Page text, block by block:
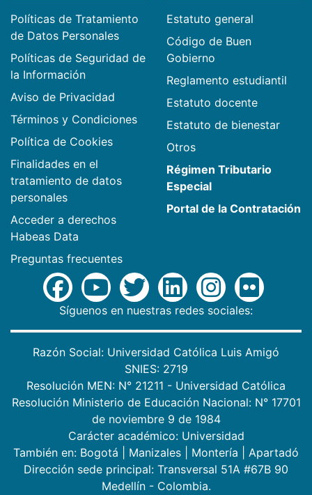
Políticas de Tratamiento
de Datos Personales
Políticas de Seguridad de
la Información
Aviso de Privacidad
Términos y Condiciones
Política de Cookies
Finalidades en el
tratamiento de datos
personales
Acceder a derechos
Habeas Data
Preguntas frecuentes
Estatuto general
Código de Buen
Gobierno
Reglamento estudiantil
Estatuto docente
Estatuto de bienestar
Otros
Régimen Tributario
Especial
Portal de la Contratación
Síguenos en nuestras redes sociales:
Razón Social: Universidad Católica Luis Amigó
SNIES: 2719
Resolución MEN: N° 21211 - Universidad Católica
Resolución Ministerio de Educación Nacional: N° 17701
de noviembre 9 de 1984
Carácter académico: Universidad
También en: Bogotá Manizales Montería
Apartadó
Dirección sede principal: Transversal 51A #67B 90
Medellín - Colombia.